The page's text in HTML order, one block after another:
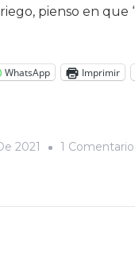
pienso en que
WhatsApp Imprimir
2021 1 Comentario